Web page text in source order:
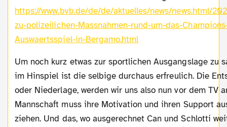
https://www.bvb.de/de/de/aktuelles/news/news.html/
zu-polizeilichen-Massnahmen-rund-um-das-
Auswaertsspiel-in-Bergamo.html
Um noch kurz etwas zur sportlichen Ausgangslage zu sagen: Nach einem 2:0
im Hinspiel ist die selbige durchaus erfreulich. Die
oder Niederlage, werden wir uns also nun vor dem TV
Mannschaft muss ihre Motivation und ihren Support
ziehen. Und das, wo ausgerechnet Can und Schlotti